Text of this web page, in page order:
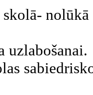
uzlabošanai.